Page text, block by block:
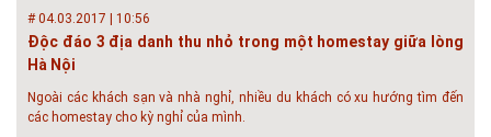
# 04.03.2017 | 10:56
Độc đáo 3 địa danh thu nhỏ trong một homestay giữa lòng
Hà Nội
Ngoài các khách sạn và nhà nghỉ, nhiều du khách có xu hướng tìm đến
các homestay cho kỳ nghỉ của mình.